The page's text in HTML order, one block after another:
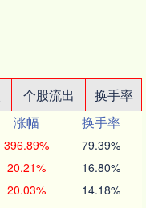
个股流出
换手率
涨幅
换手率
396.89% 79.39%
20.21% 16.80%
20.03% 14.18%